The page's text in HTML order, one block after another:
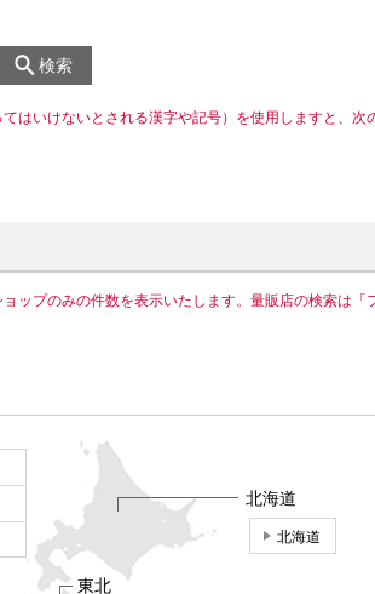
検索
はいけないとされる漢字や記号）を使用しますと、次
ップのみの件数を表示いたします。量販店の検索は「
北海道
北海道
東北